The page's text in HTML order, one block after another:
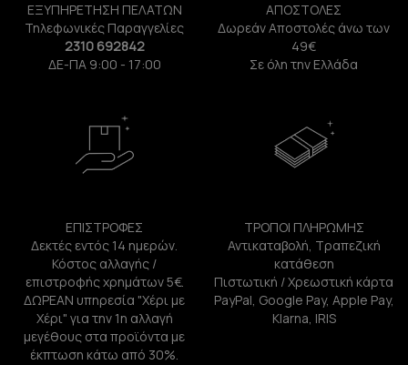
ΕΞΥΠΗΡΕΤΗΣΗ ΠΕΛΑΤΩΝ
Τηλεφωνικές Παραγγελίες
2310 692842
ΔΕ-ΠΑ 9:00 - 17:00
ΑΠΟΣΤΟΛΕΣ
Δωρεάν Αποστολές άνω των
49€
Σε όλη την Ελλάδα
ΕΠΙΣΤΡΟΦΕΣ
Δεκτές εντός 14 ημερών.
Κόστος αλλαγής /
επιστροφής χρημάτων 5€.
ΔΩΡΕΑΝ υπηρεσία "Χέρι με
Χέρι" για την 1η αλλαγή
μεγέθους στα προϊόντα με
έκπτωση κάτω από 30%.
ΤΡΟΠΟΙ ΠΛΗΡΩΜΗΣ
Αντικαταβολή, Τραπεζική
κατάθεση
Πιστωτική / Χρεωστική κάρτα
PayPal, Google Pay, Apple Pay,
Klarna, IRIS